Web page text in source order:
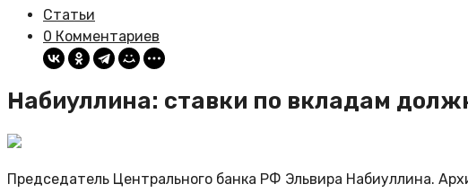
Статьи
0 Комментариев
Набиуллина: ставки по вкладам
Председатель Центрального банка РФ Эльвира Набиуллина.